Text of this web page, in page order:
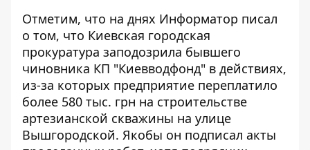
Отметим, что на днях Информатор писал
о том, что Киевская городская
прокуратура заподозрила бывшего
чиновника КП "Киевводфонд" в действиях,
из-за которых предприятие переплатило
более 580 тыс. грн на строительстве
артезианской скважины на улице
Вышгородской. Якобы он подписал акты